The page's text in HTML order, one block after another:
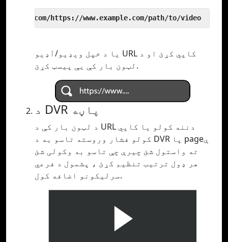
یا د خپل ویډیو/آډیو URL کاپي کړئ او د
لټون بار کې یې پیسټ کړئ.
د DVR پاڼه
د لټون بار کې د URL دننه کولو یا کاپي
کولو فشار وروسته تاسو به د DVR پا pageې
ته واستول شئ چیرې چې تاسو به وکولی شئ
هر ډول ترتیب تنظیم کړئ ، پشمول د فرعي
سرلیکونو اضافه کول.